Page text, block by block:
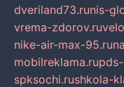
dveriland73.runis-
vrema-zdorov.ru
nike-air-max-95.ru
mobilreklama.ru
spksochi.rushkola-